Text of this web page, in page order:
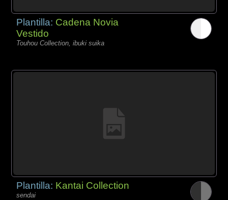
Plantilla: Cadena Novia
Vestido
Touhou Collection, ibuki suika
Plantilla: Kantai Collection
sendai